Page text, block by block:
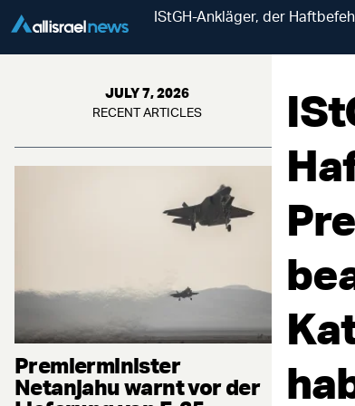
IStGH-Ankläger, der
JULY 7, 2026
RECENT ARTICLES
Premierminister
Netanjahu warnt vor der